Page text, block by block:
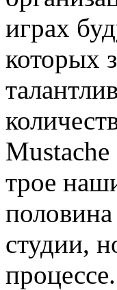
играх
которых
трое
студии,
процессе.